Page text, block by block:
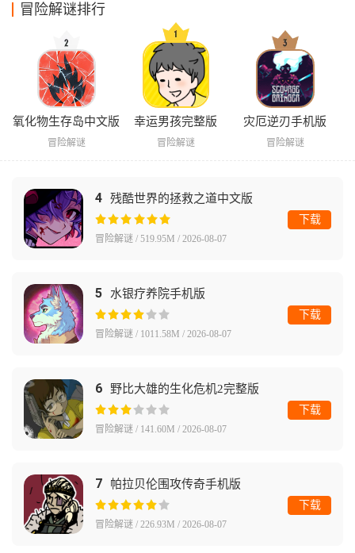
冒险解谜排行
氧化物生存岛中文版
冒险解谜
幸运男孩完整版
冒险解谜
灾厄逆刃手机版
冒险解谜
4 残酷世界的拯救之道中文版
冒险解谜 / 519.95M / 2026-08-07
下载
5 水银疗养院手机版
冒险解谜 / 1011.58M / 2026-08-07
下载
6 野比大雄的生化危机2完整版
冒险解谜 / 141.60M / 2026-08-07
下载
7 帕拉贝伦围攻传奇手机版
冒险解谜 / 226.93M / 2026-08-07
下载